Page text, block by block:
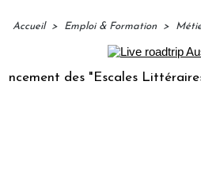
Accueil > Emploi & Formation >
des "Escales Littéraires", la